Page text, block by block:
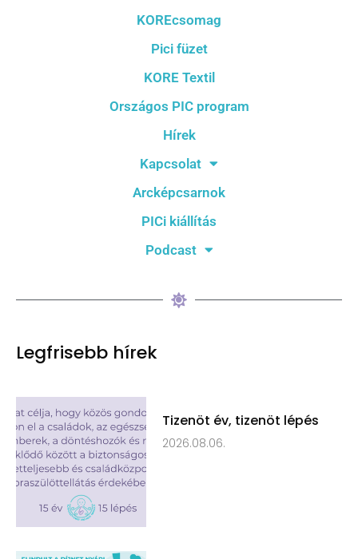
KOREcsomag
Pici füzet
KORE Textil
Országos PIC program
Hírek
Kapcsolat
Arcképcsarnok
PICi kiállítás
Podcast
Legfrisebb hírek
Tizenöt év, tizenöt lépés
2026.08.06.